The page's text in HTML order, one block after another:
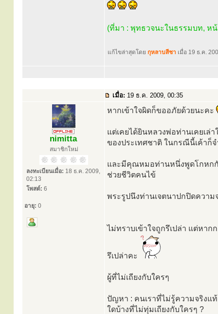
(ที่มา : พุทธวจนะในธรรมบท, ห
แก้ไขล่าสุดโดย กุหลาบสีชา เมื่อ 19 ธ.ค.
เมื่อ: 19 ธ.ค. 2009, 00:35
nimitta
สมาชิกใหม่
ลงทะเบียนเมื่อ: 18 ธ.ค. 2009,
02:13
โพสต์: 6
อายุ: 0
หากเข้าใจผิดก็ขออภัยด้วยนะคะ
แต่เคยได้ยินหลวงพ่อท่านเคยเล่
ของประเทศชาติ ในกรณีนี้เค้าก็
และมีคุณหมอท่านหนึ่งพูดโกหกกั
ช่วยชีวิตคนไข้
พระรูปนึงท่านเจตนาปกปิดความ
ไม่ทราบเข้าใจถูกรึเปล่า แต่หา
รึเปล่าคะ
ผู้ที่ไม่เถียงกับใครๆ
ปัญหา : คนเราที่ไม่รู้ความจริงแ
ใดบ้างที่ไม่ทุ่มเถียงกับใครๆ ?